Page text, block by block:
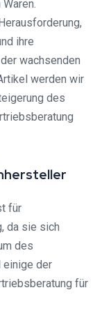
ihre
wachsenden
werden wir
des
für
da sie sich
des
einige der
für